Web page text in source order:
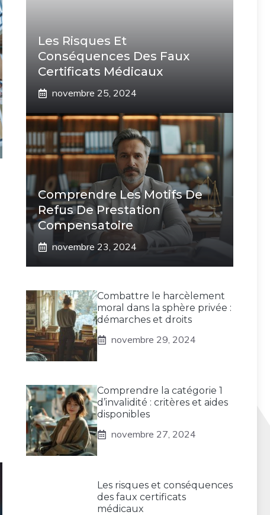
Les Risques Et
Conséquences Des Faux
Certificats Médicaux
novembre 25, 2024
Comprendre Les Motifs De
Refus De Prestation
Compensatoire
novembre 23, 2024
Combattre le harcèlement
moral dans la sphère privée :
démarches et droits
novembre 29, 2024
Comprendre la catégorie 1
d’invalidité : critères et aides
disponibles
novembre 27, 2024
Les risques et conséquences
des faux certificats
médicaux